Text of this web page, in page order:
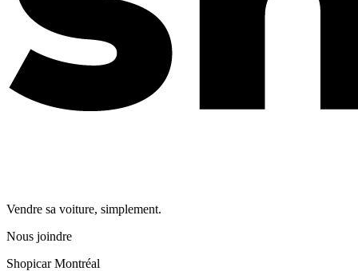
Vendre sa voiture, simplement.
Nous joindre
Shopicar Montréal